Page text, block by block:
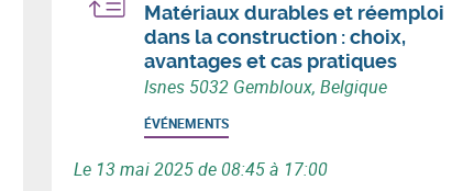
Matériaux durables et réemploi
dans la construction : choix,
avantages et cas pratiques
Isnes 5032 Gembloux, Belgique
ÉVÉNEMENTS
Le 13 mai 2025 de 08:45 à 17:00